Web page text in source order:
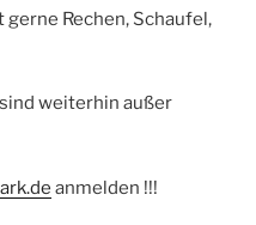
Rechen, Schaufel,
weiterhin außer
anmelden !!!